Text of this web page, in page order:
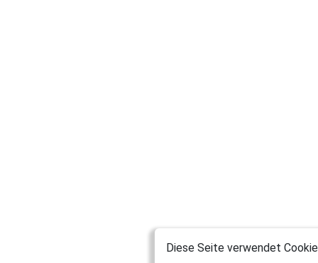
Diese Seite verwendet